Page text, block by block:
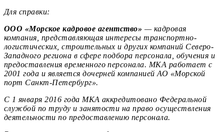
Для справки:
ООО «Морское кадровое агентство» — кадровая
компания, представляющая интересы транспортно-
логистических, строительных и других компаний Северо-
Западного региона в сфере подбора персонала, обучения и
предоставления временного персонала. МКА работает с
2001 года и является дочерней компанией АО «Морской
порт Санкт-Петербург».
С 1 января 2016 года МКА аккредитовано Федеральной
службой по труду и занятости на право осуществления
деятельности по предоставлению персонала.